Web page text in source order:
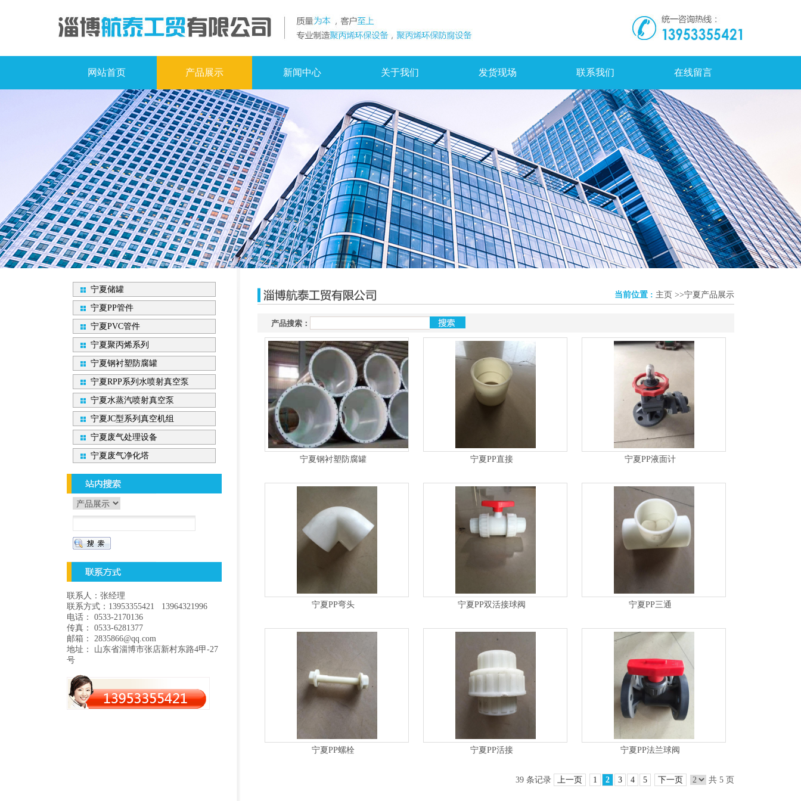
网站首页 产品展示 新闻中心 关于我们 发货现场 联系我们 在线留言
宁夏储罐
宁夏PP管件
宁夏PVC管件
宁夏聚丙烯系列
宁夏钢衬塑防腐罐
宁夏RPP系列水喷射真空泵
宁夏水蒸汽喷射真空泵
宁夏JC型系列真空机组
宁夏废气处理设备
宁夏废气净化塔
联系人：张经理
联系方式：13953355421 13964321996
电话： 0533-2170136
传真： 0533-6281377
邮箱： 2835866@qq.com
地址： 山东省淄博市张店新村东路4甲-27
号
当前位置 : 主页 >>宁夏产品展示
产品搜索：
宁夏钢衬塑防腐罐 宁夏PP直接 宁夏PP液面计
宁夏PP弯头 宁夏PP双活接球阀 宁夏PP三通
宁夏PP螺栓 宁夏PP活接 宁夏PP法兰球阀
39 条记录 上一页 1 2 3 4 5 下一页 共 5 页